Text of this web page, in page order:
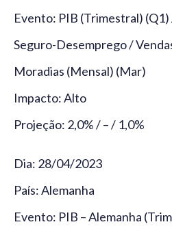
Evento: PIB (Trimestral)
Seguro-Desemprego /
Moradias (Mensal) (Mar)
Impacto: Alto
Projeção: 2,0% / – / 1,0%
Dia: 28/04/2023
País: Alemanha
Evento: PIB – Alemanha